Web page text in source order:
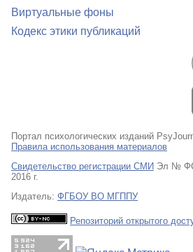
Виртуальные фоны
Кодекс этики публикаций
Портал психологических изданий
Правила использования материалов
Свидетельство регистрации СМИ Эл №
2016 г.
Издатель: ФГБОУ ВО МГППУ
Репозиторий открытого